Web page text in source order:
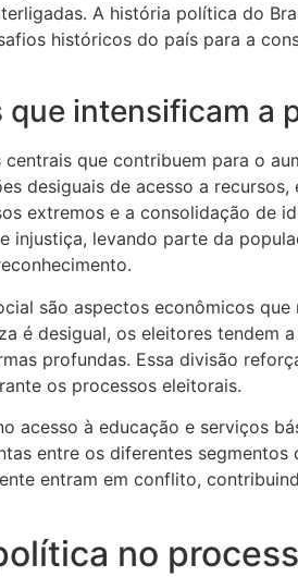
A história política do
históricos do país para a
intensificam a
que contribuem para o
desiguais de acesso a
extremos e a consolidação de
injustiça, levando parte da
são aspectos econômicos
é desigual, os eleitores tendem
profundas. Essa divisão
os processos eleitorais.
acesso à educação e serviços
entre os diferentes segmentos
entram em conflito,
no